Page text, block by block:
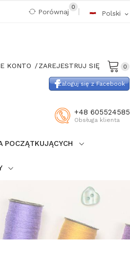
Polski expand_more
Porównaj
0
0
KONTO ZAREJESTRUJ SIĘ
+48 605524585
Obsługa klienta
Zaloguj się z Facebook
POCZĄTKUJĄCYCH